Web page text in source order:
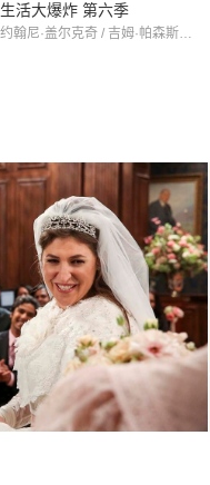
生活大爆炸 第六季
约翰尼·盖尔克奇 / 吉姆·帕森斯 / 凯莉·库柯